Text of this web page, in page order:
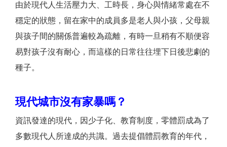
由於現代人生活壓力大、工時長，身心與情緒常處在不
穩定的狀態，留在家中的成員多是老人與小孩，父母親
與孩子間的關係普遍較為疏離，有時一旦稍有不順便容
易對孩子沒有耐心，而這樣的日常往往埋下日後悲劇的
種子。
現代城市沒有家暴嗎？
資訊發達的現代，因少子化、教育制度，零體罰成為了
多數現代人所達成的共識。過去提倡體罰教育的年代，